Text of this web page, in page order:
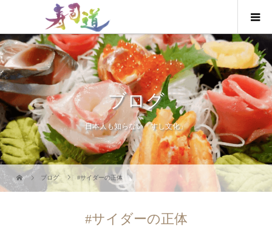
ブログ
日本人も知らない「すし文化」
ブログ #サイダーの正体
#サイダーの正体